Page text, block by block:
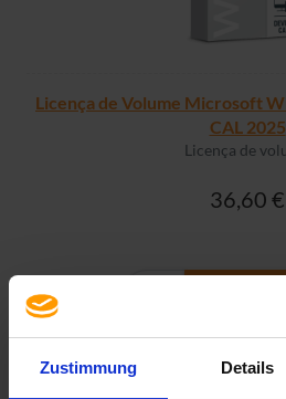
Zustimmung Details
Licença de Volume Microsoft
CAL 2025
Licença de
36,60 €